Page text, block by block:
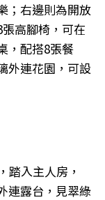
；右邊則為開放
高腳椅，可在
，配搭8張餐
外連花園，可設
踏入主人房，
連露台，見翠綠